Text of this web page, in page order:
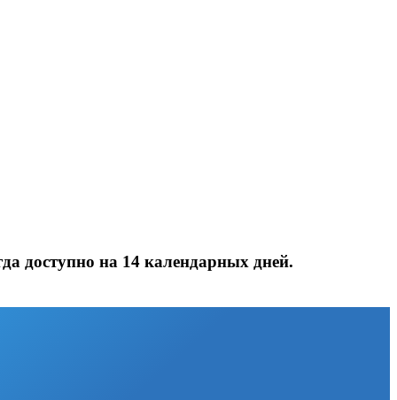
доступно на 14 календарных дней.